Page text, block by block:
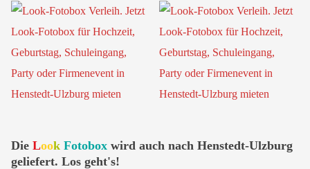
Die Look Fotobox wird auch nach Henstedt-Ulzburg
geliefert. Los geht's!